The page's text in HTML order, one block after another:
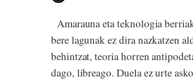
Amarauna eta teknologia
bere lagunak ez dira nazkatzen
behintzat, teoria horren
dago, libreago. Duela ez urte